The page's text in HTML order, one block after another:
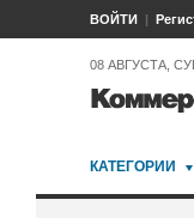
ВОЙТИ
08 АВГУСТА,
КАТЕГОРИИ